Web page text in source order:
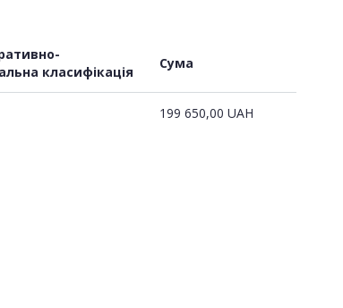
класифікація
Сума
199 650,00 UAH